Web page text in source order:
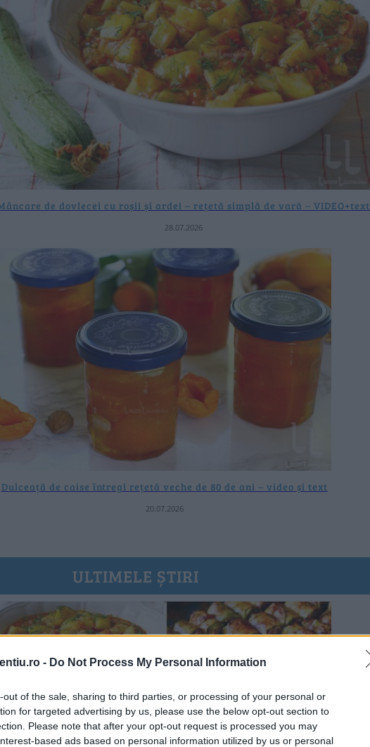
- Do Not Process My Personal Information
out of the sale, sharing to third parties, or processing of your personal or
for targeted advertising by us, please use the below opt-out section to
Please note that after your opt-out request is processed you may
based ads based on personal information utilized by us or personal
de dovlecei cu roșii și ardei – rețetă simplă de vară – VIDEO+text
28.07.2026
Dulceață de caise întregi rețetă veche de 80 de ani – video și text
20.07.2026
ULTIMELE ȘTIRI